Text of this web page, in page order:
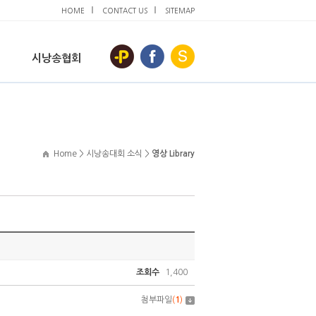
HOME CONTACT US SITEMAP
시낭송협회
Home > 시낭송대회 소식 > 영상 Library
조회수 1,400
첨부파일(1 )